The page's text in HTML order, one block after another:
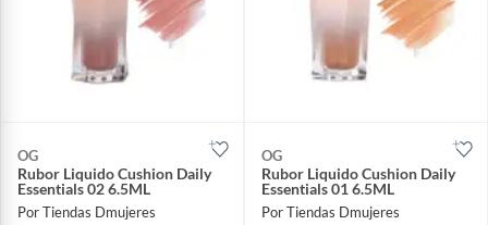
OG
Rubor Liquido Cushion Daily
Essentials 02 6.5ML
Por Tiendas Dmujeres
OG
Rubor Liquido Cushion Daily
Essentials 01 6.5ML
Por Tiendas Dmujeres